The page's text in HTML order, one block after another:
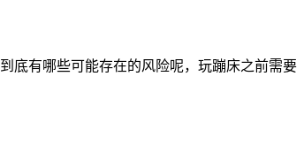
底有哪些可能存在的风险呢，玩蹦床之前需要